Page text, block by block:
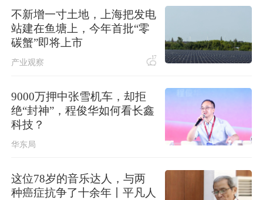
稳现实威胁，必须高度警惕
不新增一寸土地，上海把发电
站建在鱼塘上，今年首批“零
碳蟹”即将上市
产业观察 17
9000万押中张雪机车，却拒
绝“封神”，程俊华如何看长鑫
科技？
华东局
这位78岁的音乐达人，与两
种癌症抗争了十余年丨平凡人